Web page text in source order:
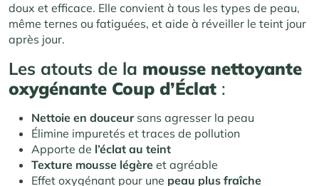
doux et efficace. Elle convient à tous les types de peau,
même ternes ou fatiguées, et aide à réveiller le teint jour
après jour.
Les atouts de la mousse nettoyante
oxygénante Coup d’Éclat :
Nettoie en douceursans agresser la peau
Élimine impuretés et traces de pollution
Apporte de l’éclat au teint
Texture mousse légère et agréable
Effet oxygénant pour une peau plus fraîche